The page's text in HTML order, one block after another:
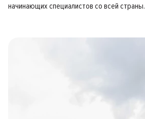
начинающих специалистов со всей страны.